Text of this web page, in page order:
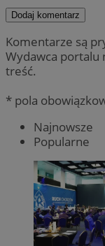
Dodaj komentarz
Komentarze są
Wydawca portalu
treść.
* pola
Najnowsze
Popularne